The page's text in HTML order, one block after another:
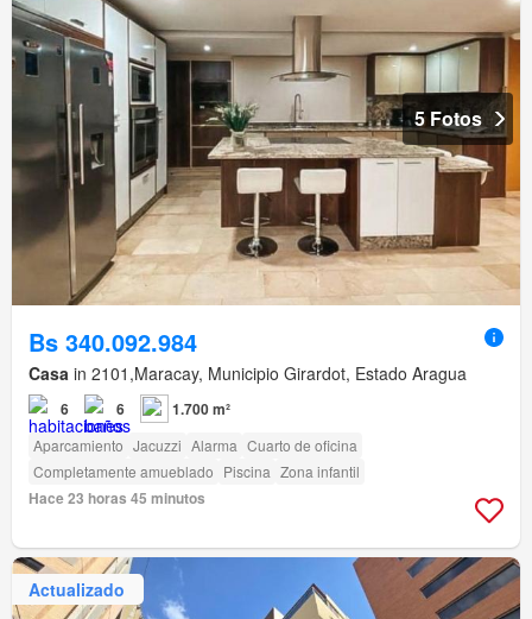
5 Fotos
Bs 340.092.984
Casa in 2101,Maracay, Municipio Girardot, Estado Aragua
6 6 1.700 m²
Aparcamiento Jacuzzi Alarma Cuarto de oficina
Completamente amueblado Piscina Zona infantil
Hace 23 horas 45 minutos
Actualizado